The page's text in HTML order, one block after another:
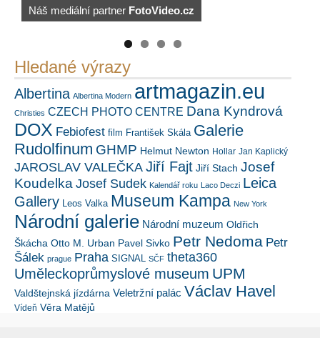
https://kuula.co/profile/PetrSalek/collections
PetrSalek.com
Hledané výrazy
Albertina Albertina Modern artmagazin.eu
Christies CZECH PHOTO CENTRE Dana Kyndrová
DOX Febiofest film František Skála Galerie
Rudolfinum GHMP Helmut Newton Hollar Jan Kaplický
JAROSLAV VALEČKA Jiří Fajt Jiří Stach Josef
Koudelka Josef Sudek Kalendář roku Laco Deczi Leica
Gallery
Leos Valka Museum Kampa New York
Národní galerie Národní muzeum Oldřich
Škácha Otto M. Urban Pavel Sivko Petr Nedoma Petr
Šálek prague Praha SIGNAL SČF theta360
Uměleckoprůmyslové museum UPM
Valdštejnská jízdárna Veletržní palác Václav Havel
Vídeň Věra Matějů